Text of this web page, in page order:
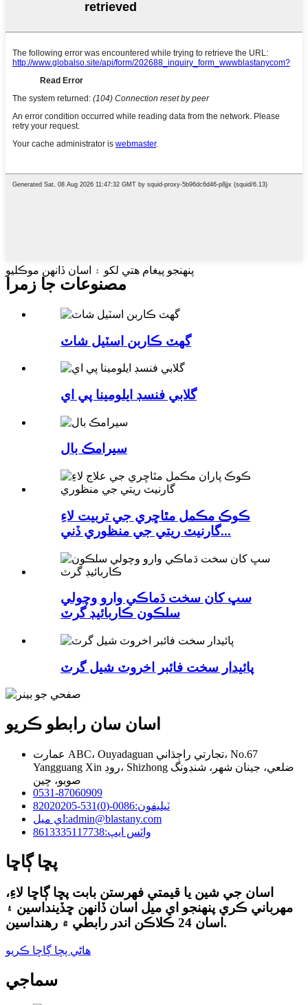
پنهنجو پيغام هتي لکو ۽ اسان ڏانهن موڪليو
مصنوعات جا زمرا
گھٽ ڪاربن اسٽيل شاٽ
گلابي فنسڊ ايلومينا پي اي
سيرامڪ بال
ڪوڪ مڪمل مٿاڇري جي تربيت لاءِ
گارنيٽ ريتي جي منظوري ڏني...
سڀ کان سخت ڌماڪي وارو وچولي
سلڪون ڪاربائيڊ گرٽ
پائيدار سخت فائبر اخروٽ شيل گرٽ
اسان سان رابطو ڪريو
عمارت ABC، Ouyadaguan تجارتي راڄڌاني، No.67
Yangguang Xin روڊ، Shizhong ضلعي، جينان شهر، شنڊونگ
صوبو، چين
0531-87060909
ٽيليفون:0086-(0)531-82020205
اي ميل:admin@blastany.com
واٽس ايپ:8613335117738
پڇا ڳاڇا
اسان جي شين يا قيمتي فهرستن بابت پڇا ڳاڇا لاءِ،
مهرباني ڪري پنهنجو اي ميل اسان ڏانهن ڇڏينداسين ۽
اسان 24 ڪلاڪن اندر رابطي ۾ رهنداسين.
هاڻي پڇا ڳاڇا ڪريو
سماجي